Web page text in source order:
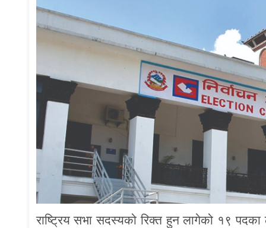
राष्ट्रिय सभा सदस्यको रिक्त हुन लागेको १९